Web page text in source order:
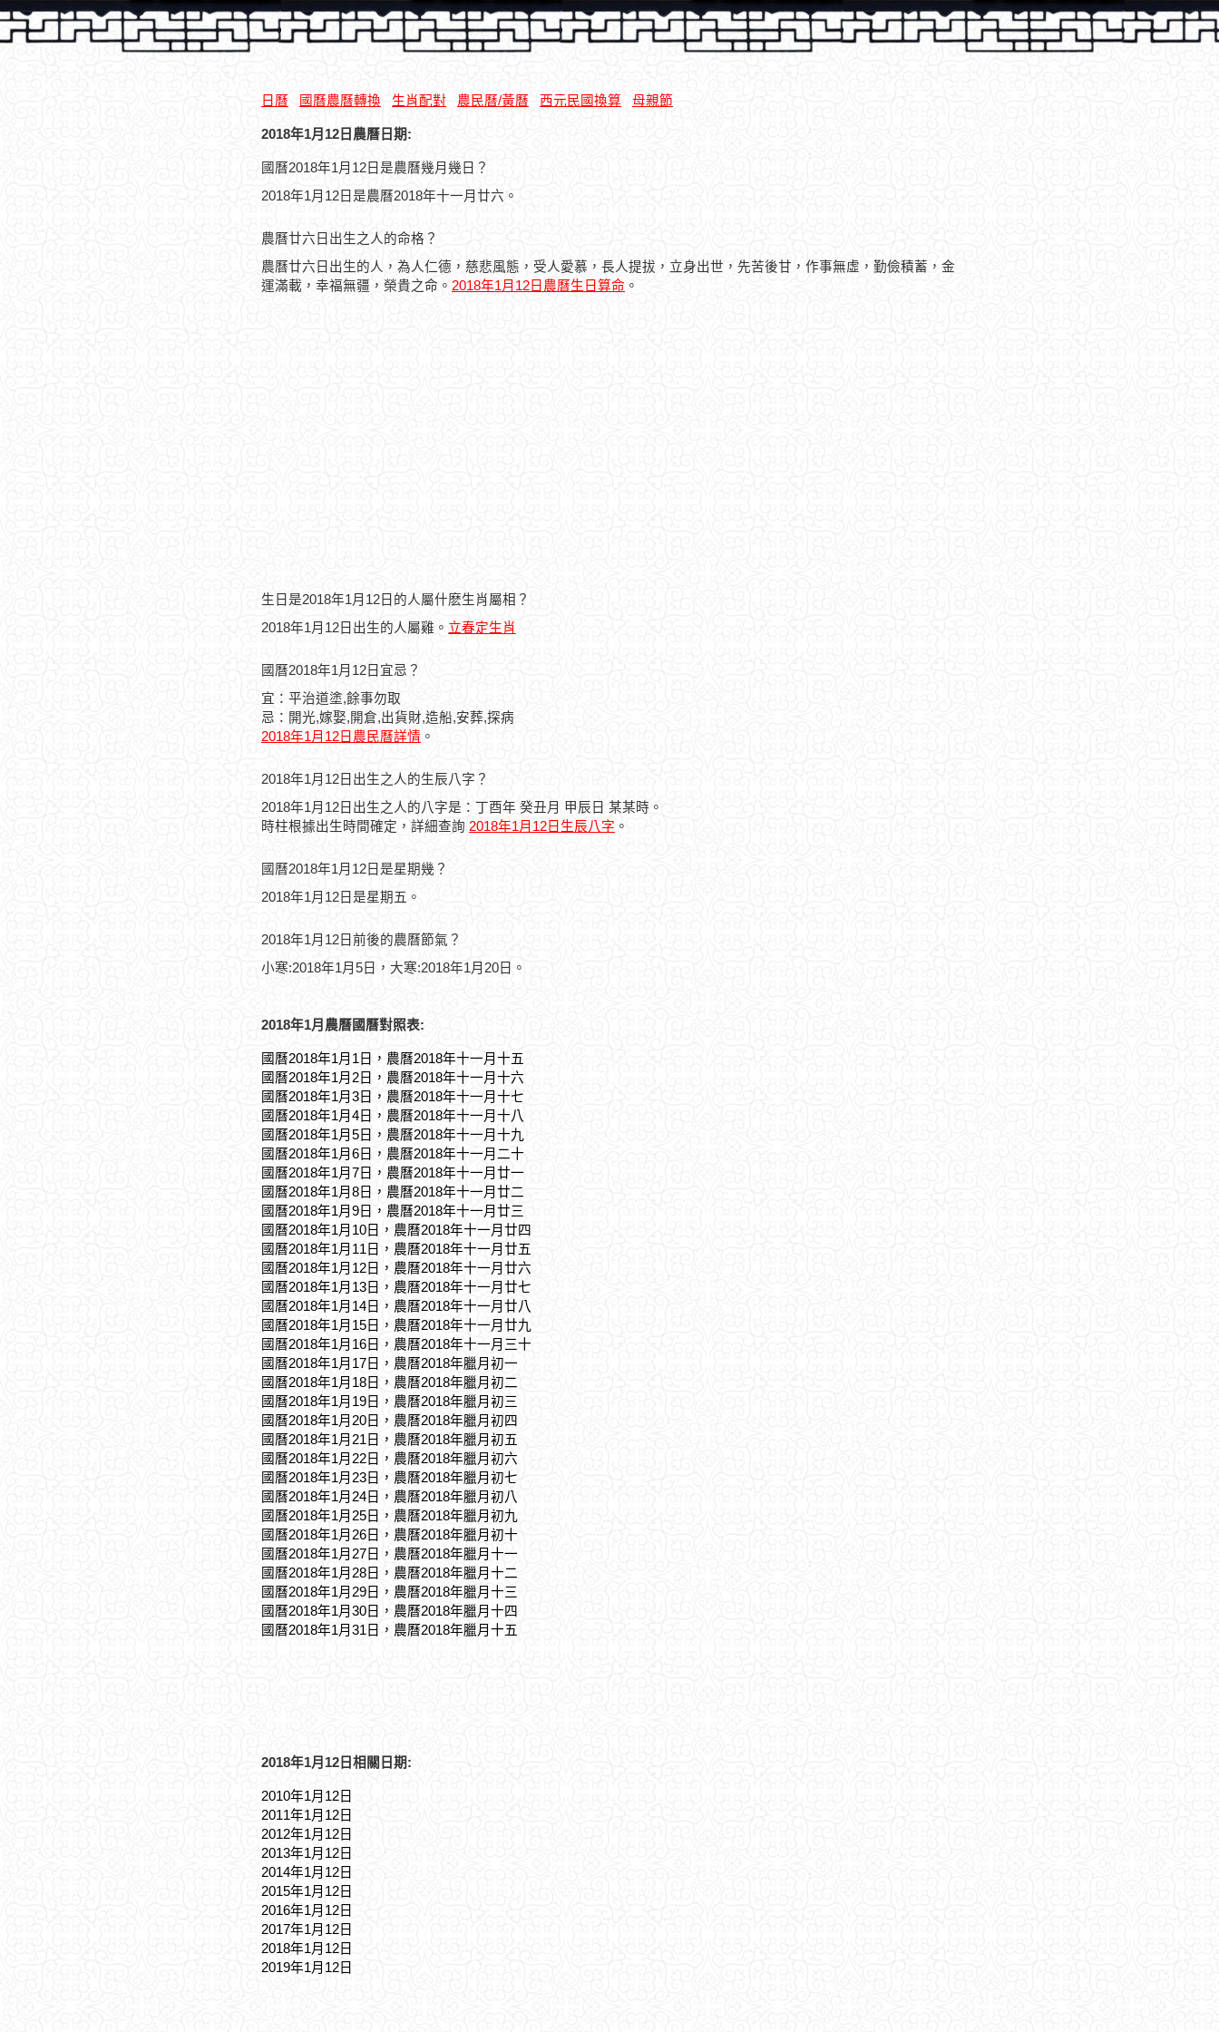
日曆 國曆農曆轉換 生肖配對 農民曆/黃曆 西元民國換算 母親節
2018年1月12日農曆日期:
國曆2018年1月12日是農曆幾月幾日？
2018年1月12日是農曆2018年十一月廿六。
農曆廿六日出生之人的命格？
農曆廿六日出生的人，為人仁德，慈悲風態，受人愛慕，長人提拔，立身出世，先苦後甘，作事無虛，勤儉積蓄，金
運滿載，幸福無疆，榮貴之命。 2018年1月12日農曆生日算命 。
生日是2018年1月12日的人屬什麽生肖屬相？
2018年1月12日出生的人屬雞。 立春定生肖
國曆2018年1月12日宜忌？
宜：平治道塗,餘事勿取
忌：開光,嫁娶,開倉,出貨財,造船,安葬,探病
2018年1月12日農民曆詳情 。
2018年1月12日出生之人的生辰八字？
2018年1月12日出生之人的八字是：丁酉年 癸丑月 甲辰日 某某時。
時柱根據出生時間確定，詳細查詢 2018年1月12日生辰八字 。
國曆2018年1月12日是星期幾？
2018年1月12日是星期五。
2018年1月12日前後的農曆節氣？
小寒:2018年1月5日，大寒:2018年1月20日。
2018年1月農曆國曆對照表:
國曆2018年1月1日，農曆2018年十一月十五
國曆2018年1月2日，農曆2018年十一月十六
國曆2018年1月3日，農曆2018年十一月十七
國曆2018年1月4日，農曆2018年十一月十八
國曆2018年1月5日，農曆2018年十一月十九
國曆2018年1月6日，農曆2018年十一月二十
國曆2018年1月7日，農曆2018年十一月廿一
國曆2018年1月8日，農曆2018年十一月廿二
國曆2018年1月9日，農曆2018年十一月廿三
國曆2018年1月10日，農曆2018年十一月廿四
國曆2018年1月11日，農曆2018年十一月廿五
國曆2018年1月12日，農曆2018年十一月廿六
國曆2018年1月13日，農曆2018年十一月廿七
國曆2018年1月14日，農曆2018年十一月廿八
國曆2018年1月15日，農曆2018年十一月廿九
國曆2018年1月16日，農曆2018年十一月三十
國曆2018年1月17日，農曆2018年臘月初一
國曆2018年1月18日，農曆2018年臘月初二
國曆2018年1月19日，農曆2018年臘月初三
國曆2018年1月20日，農曆2018年臘月初四
國曆2018年1月21日，農曆2018年臘月初五
國曆2018年1月22日，農曆2018年臘月初六
國曆2018年1月23日，農曆2018年臘月初七
國曆2018年1月24日，農曆2018年臘月初八
國曆2018年1月25日，農曆2018年臘月初九
國曆2018年1月26日，農曆2018年臘月初十
國曆2018年1月27日，農曆2018年臘月十一
國曆2018年1月28日，農曆2018年臘月十二
國曆2018年1月29日，農曆2018年臘月十三
國曆2018年1月30日，農曆2018年臘月十四
國曆2018年1月31日，農曆2018年臘月十五
2018年1月12日相關日期:
2010年1月12日
2011年1月12日
2012年1月12日
2013年1月12日
2014年1月12日
2015年1月12日
2016年1月12日
2017年1月12日
2018年1月12日
2019年1月12日